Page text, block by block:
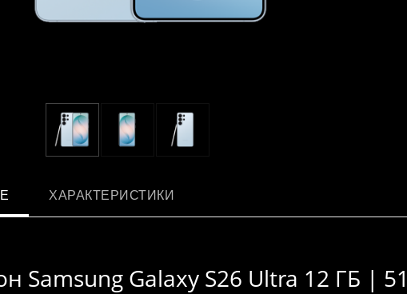
ХАРАКТЕРИСТИКИ
Samsung Galaxy S26 Ultra 12 ГБ |